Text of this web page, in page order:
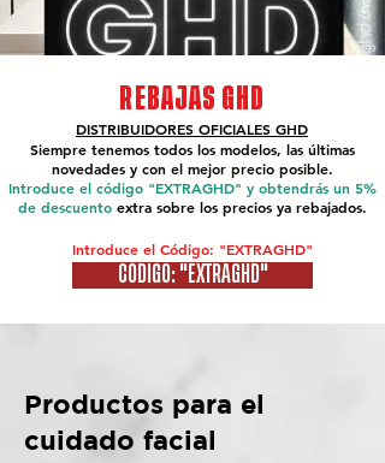
REBAJAS GHD
DISTRIBUIDORES OFICIALES GHD
Siempre tenemos todos los modelos, las últimas
novedades y con el mejor precio posible.
Introduce el código "EXTRAGHD" y obtendrás un 5%
de descuento extra sobre los precios ya rebajados.
Introduce el Código: "EXTRAGHD"
CÓDIGO: "EXTRAGHD"
Productos para el
cuidado facial